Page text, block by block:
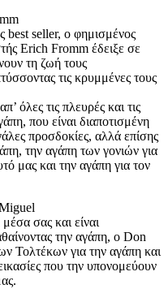
best seller, ο φημισμένος
Erich Fromm έδειξε σε
τη ζωή τους
τις κρυμμένες τους
όλες τις πλευρές και τις
που είναι διαποτισμένη
προσδοκίες, αλλά επίσης
την αγάπη των γονιών για
μας και την αγάπη για τον
σας και είναι
την αγάπη, ο Don
Τολτέκων για την αγάπη και
που την υπονομεύουν